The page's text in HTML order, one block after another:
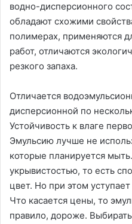
водно-дисперсионного
обладают схожими
полимерах, применяются
работ, отличаются
резкого запаха.
Отличается
дисперсионной по
Устойчивость к влаге
Эмульсию лучше не
которые планируется
укрывистостью, то есть
цвет. Но при этом
Что касается цены, то
правило, дороже.